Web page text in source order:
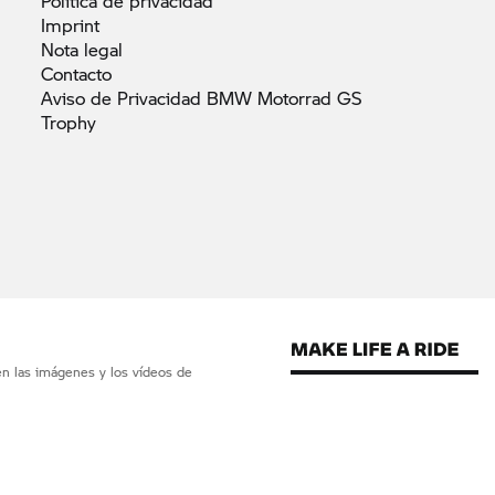
Imprint
Nota legal
Contacto
Aviso de Privacidad BMW Motorrad GS
Trophy
las imágenes y los vídeos de